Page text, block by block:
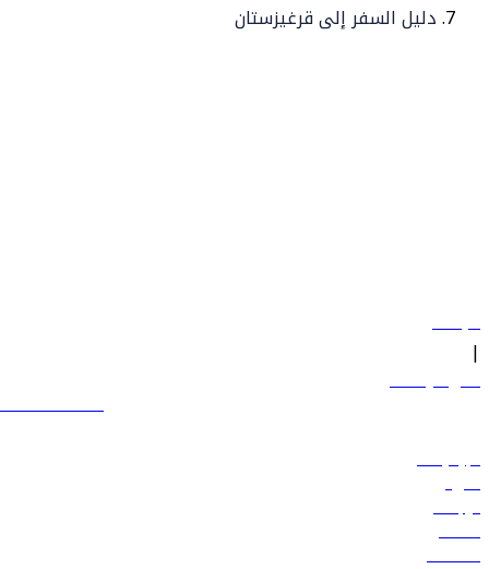
دليل السفر إلى قرغيزستان
سياساتنا
|
الشروط والأحكام
600 544 445
حجز الرحلات
العروض
الوجهات
الأمتعة
المساعدة